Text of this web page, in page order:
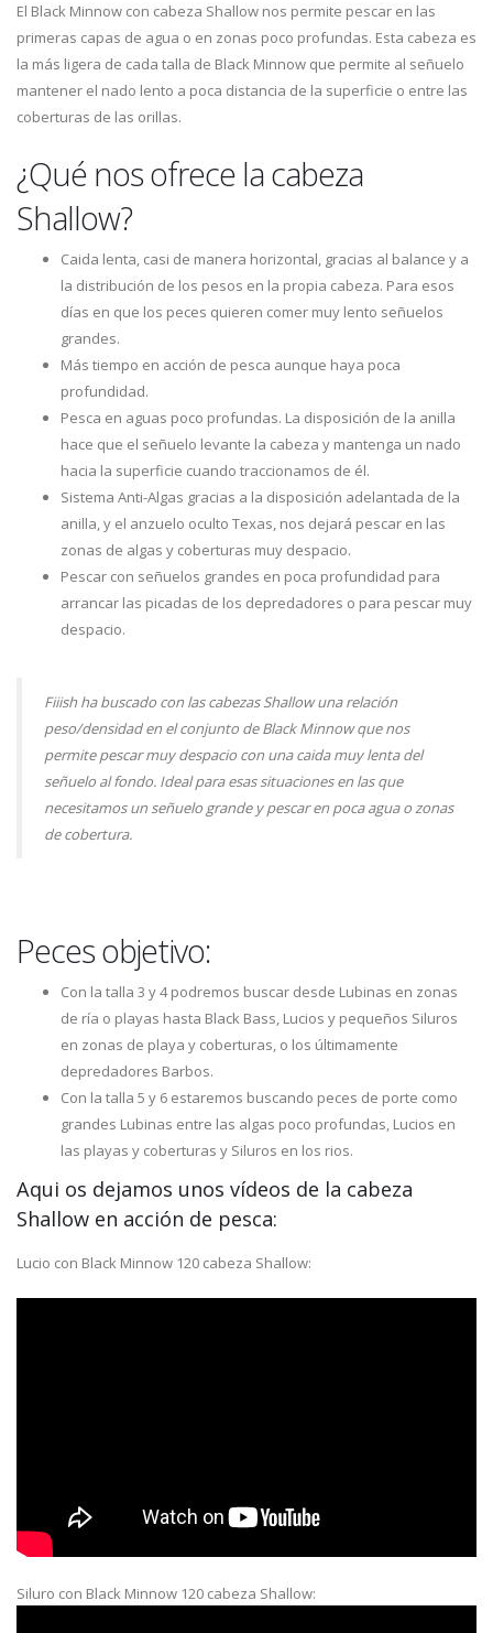
El Black Minnow con cabeza Shallow nos permite pescar en las
primeras capas de agua o en zonas poco profundas. Esta cabeza es
la más ligera de cada talla de Black Minnow que permite al señuelo
mantener el nado lento a poca distancia de la superficie o entre las
coberturas de las orillas.
¿Qué nos ofrece la cabeza
Shallow?
Caida lenta, casi de manera horizontal, gracias al balance y a
la distribución de los pesos en la propia cabeza. Para esos
días en que los peces quieren comer muy lento señuelos
grandes.
Más tiempo en acción de pesca aunque haya poca
profundidad.
Pesca en aguas poco profundas. La disposición de la anilla
hace que el señuelo levante la cabeza y mantenga un nado
hacia la superficie cuando traccionamos de él.
Sistema Anti-Algas gracias a la disposición adelantada de la
anilla, y el anzuelo oculto Texas, nos dejará pescar en las
zonas de algas y coberturas muy despacio.
Pescar con señuelos grandes en poca profundidad para
arrancar las picadas de los depredadores o para pescar muy
despacio.
Fiiish ha buscado con las cabezas Shallow una relación
peso/densidad en el conjunto de Black Minnow que nos
permite pescar muy despacio con una caida muy lenta del
señuelo al fondo. Ideal para esas situaciones en las que
necesitamos un señuelo grande y pescar en poca agua o zonas
de cobertura.
Peces objetivo:
Con la talla 3 y 4 podremos buscar desde Lubinas en zonas
de ría o playas hasta Black Bass, Lucios y pequeños Siluros
en zonas de playa y coberturas, o los últimamente
depredadores Barbos.
Con la talla 5 y 6 estaremos buscando peces de porte como
grandes Lubinas entre las algas poco profundas, Lucios en
las playas y coberturas y Siluros en los rios.
Aqui os dejamos unos vídeos de la cabeza
Shallow en acción de pesca:
Lucio con Black Minnow 120 cabeza Shallow:
Siluro con Black Minnow 120 cabeza Shallow: